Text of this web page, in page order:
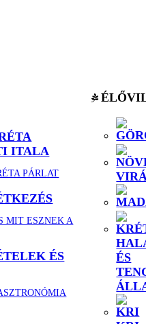
ITALA
PÁRLAT
MIT ESZNEK A
ÉS